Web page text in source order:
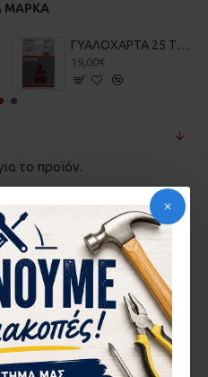
ΜΆΡΚΑ
ΓΥΑΛΟΧΑΡΤΑ 25 ΤΕΜ BOSCH 2608607417-720 102X62X93mm
19,00€
το προϊόν.